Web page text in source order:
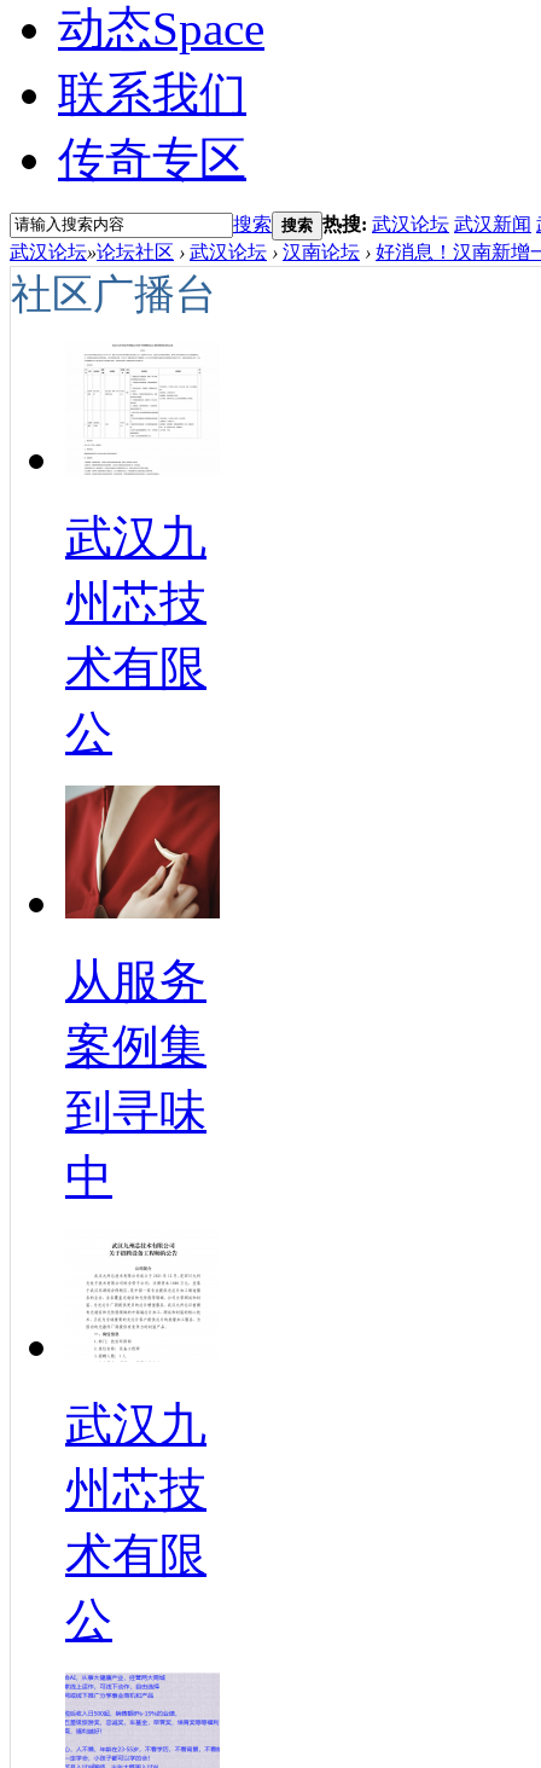
动态Space
联系我们
传奇专区
搜索 搜索 热搜: 武汉论坛 武汉新闻
武汉论坛»论坛社区 › 武汉论坛 › 汉南论坛 › 好消息！汉南新增
社区广播台
武汉九
州芯技
术有限
公
从服务
案例集
到寻味
中
武汉九
州芯技
术有限
公